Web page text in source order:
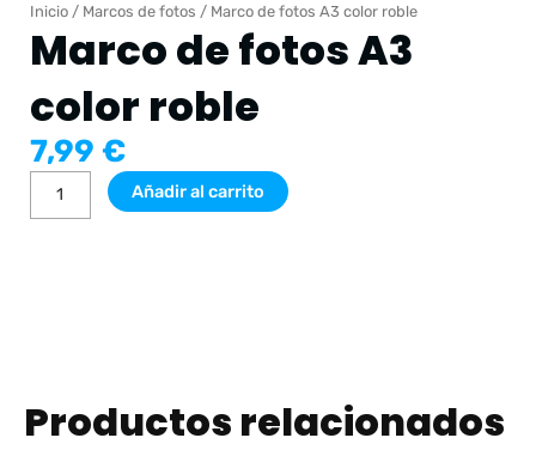
Inicio / Marcos de fotos / Marco de fotos A3 color roble
Marco de fotos A3
color roble
7,99 €
Marco
Añadir al carrito
Productos relacionados